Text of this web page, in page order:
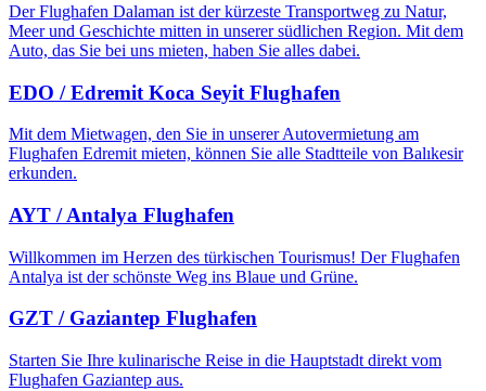
Der Flughafen Dalaman ist der kürzeste Transportweg zu Natur,
Meer und Geschichte mitten in unserer südlichen Region. Mit dem
Auto, das Sie bei uns mieten, haben Sie alles dabei.
EDO / Edremit Koca Seyit Flughafen
Mit dem Mietwagen, den Sie in unserer Autovermietung am
Flughafen Edremit mieten, können Sie alle Stadtteile von Balıkesir
erkunden.
AYT / Antalya Flughafen
Willkommen im Herzen des türkischen Tourismus! Der Flughafen
Antalya ist der schönste Weg ins Blaue und Grüne.
GZT / Gaziantep Flughafen
Starten Sie Ihre kulinarische Reise in die Hauptstadt direkt vom
Flughafen Gaziantep aus.